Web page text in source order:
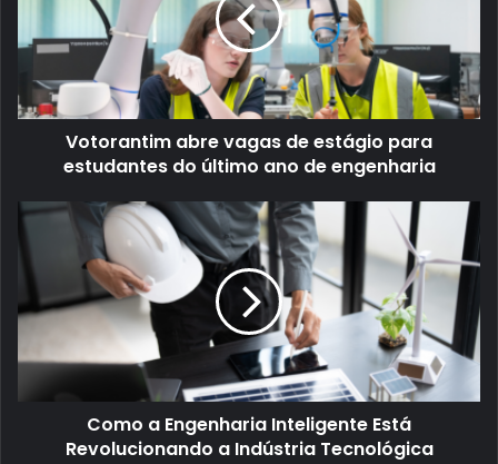
Votorantim abre vagas de estágio para
estudantes do último ano de engenharia
Como a Engenharia Inteligente Está
Revolucionando a Indústria Tecnológica